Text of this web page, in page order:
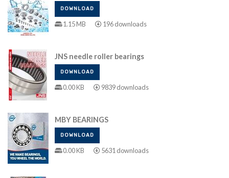
DOWNLOAD
1.15 MB 196 downloads
JNS needle roller bearings
DOWNLOAD
0.00 KB 9839 downloads
MBY BEARINGS
DOWNLOAD
0.00 KB 5631 downloads